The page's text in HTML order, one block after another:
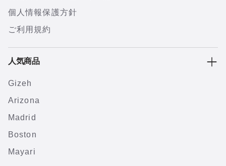
個人情報保護方針
ご利用規約
人気商品
Gizeh
Arizona
Madrid
Boston
Mayari